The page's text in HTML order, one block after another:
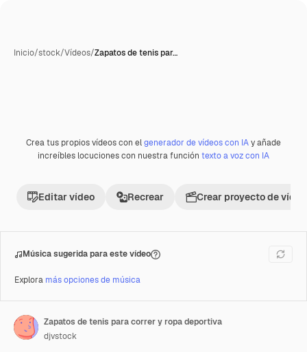
Inicio/stock/Vídeos/Zapatos de tenis par…
Premium
Crea tus propios vídeos con elgenerador de vídeos con IAy añade
increíbles locuciones con nuestra función texto a voz con IA
Editar vídeo Recrear Crear proyecto de vídeo
Música sugerida para este vídeo
Explora más opciones de música
Zapatos de tenis para correr y ropa deportiva
djvstock